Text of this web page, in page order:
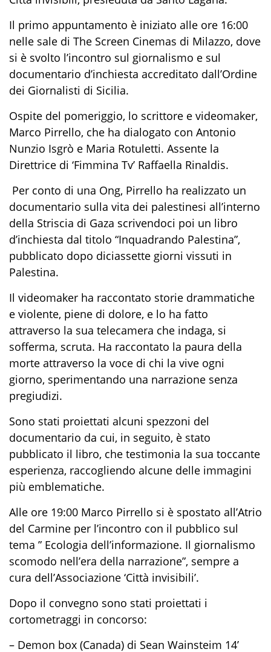
Il primo appuntamento è iniziato alle ore 16:00
nelle sale di The Screen Cinemas di Milazzo, dove
si è svolto l’incontro sul giornalismo e sul
documentario d’inchiesta accreditato dall’Ordine
dei Giornalisti di Sicilia.
Ospite del pomeriggio, lo scrittore e videomaker,
Marco Pirrello, che ha dialogato con Antonio
Nunzio Isgrò e Maria Rotuletti. Assente la
Direttrice di ‘Fimmina Tv’ Raffaella Rinaldis.
Per conto di una Ong, Pirrello ha realizzato un
documentario sulla vita dei palestinesi all’interno
della Striscia di Gaza scrivendoci poi un libro
d’inchiesta dal titolo “Inquadrando Palestina”,
pubblicato dopo diciassette giorni vissuti in
Palestina.
Il videomaker ha raccontato storie drammatiche
e violente, piene di dolore, e lo ha fatto
attraverso la sua telecamera che indaga, si
sofferma, scruta. Ha raccontato la paura della
morte attraverso la voce di chi la vive ogni
giorno, sperimentando una narrazione senza
pregiudizi.
Sono stati proiettati alcuni spezzoni del
documentario da cui, in seguito, è stato
pubblicato il libro, che testimonia la sua toccante
esperienza, raccogliendo alcune delle immagini
più emblematiche.
Alle ore 19:00 Marco Pirrello si è spostato all’Atrio
del Carmine per l’incontro con il pubblico sul
tema ” Ecologia dell’informazione. Il giornalismo
scomodo nell’era della narrazione”, sempre a
cura dell’Associazione ‘Città invisibili’.
Dopo il convegno sono stati proiettati i
cortometraggi in concorso:
– Demon box (Canada) di Sean Wainsteim 14’